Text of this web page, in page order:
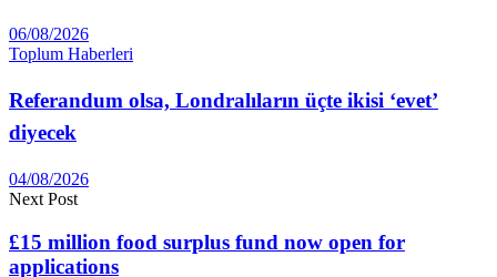
06/08/2026
Toplum Haberleri
Referandum olsa, Londralıların üçte ikisi ‘evet’
diyecek
04/08/2026
Next Post
£15 million food surplus fund now open for
applications